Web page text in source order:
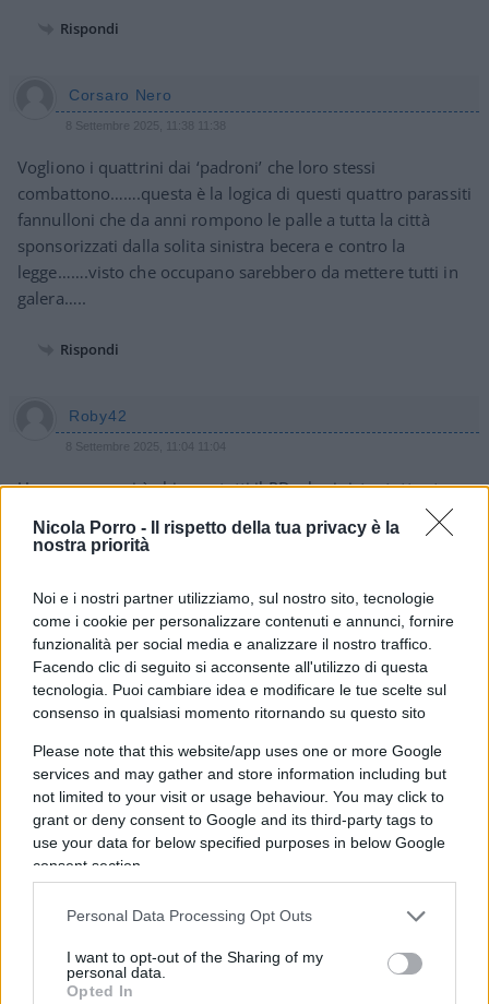
Nicola Porro -
Il rispetto della tua privacy è la
nostra priorità
Noi e i nostri partner utilizziamo, sul nostro sito, tecnologie
come i cookie per personalizzare contenuti e annunci, fornire
funzionalità per social media e analizzare il nostro traffico.
Facendo clic di seguito si acconsente all'utilizzo di questa
tecnologia. Puoi cambiare idea e modificare le tue scelte sul
consenso in qualsiasi momento ritornando su questo sito
Please note that this website/app uses one or more Google
services and may gather and store information including but
not limited to your visit or usage behaviour. You may click to
grant or deny consent to Google and its third-party tags to
use your data for below specified purposes in below Google
consent section.
Personal Data Processing Opt Outs
I want to opt-out of the Sharing of my
personal data.
Opted In
Rispondi
Corsaro Nero
8 Settembre 2025, 11:38 11:38
Vogliono i quattrini dai ‘padroni’ che loro stessi
combattono…….questa è la logica di questi quattro parassiti
fannulloni che da anni rompono le palle a tutta la città
sponsorizzati dalla solita sinistra becera e contro la
legge…….visto che occupano sarebbero da mettere tutti in
galera…..
Rispondi
Roby42
8 Settembre 2025, 11:04 11:04
Una cosa ormai è chiara a tutti:il PD e la sinistra tutta sta
sempre dalla parte di chi commette reati di qualsiasi
genere,mai dalla parte di chi li subisce.Questo va detto e
quando è il momento di votare
Rispondi
Luciana Benico
Povero Bisio che pena non sta lavorando e allora va in
piazza contro il governo per essere visto..PATETICO…
Rispondi
davide
8 Settembre 2025, 9:37 9:37
se occupi sei un santo, invece se non paghi le tasse sei un